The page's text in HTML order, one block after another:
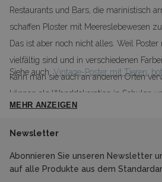
Restaurants und Bars, die marinistisch
schaffen Ploster mit Meereslebewesen
Das ist aber noch nicht alles. Weil
vielfältig sind und in verschiedenen
kann man sie auch an anderen Orten
können als Wanddekoration in Schulen
Bildungseinrichtungen, in denen
sein. Poster mit Meereslebewesen
mit denen verschiedene Räumlichkeiten
Siehe auch: Vintage-Poster mit Tieren
MEHR ANZEIGEN
Newsletter
Abonnieren Sie unseren Newsletter
auf alle Produkte aus dem